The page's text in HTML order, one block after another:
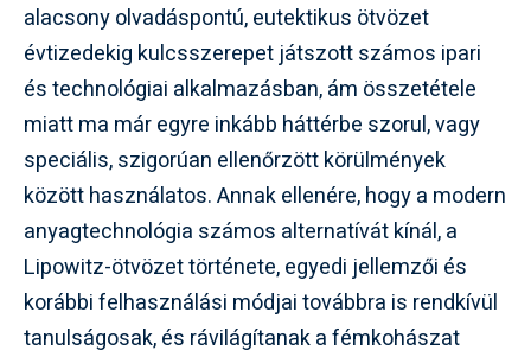
alacsony olvadáspontú, eutektikus ötvözet
évtizedekig kulcsszerepet játszott számos ipari
és technológiai alkalmazásban, ám összetétele
miatt ma már egyre inkább háttérbe szorul, vagy
speciális, szigorúan ellenőrzött körülmények
között használatos. Annak ellenére, hogy a modern
anyagtechnológia számos alternatívát kínál, a
Lipowitz-ötvözet története, egyedi jellemzői és
korábbi felhasználási módjai továbbra is rendkívül
tanulságosak, és rávilágítanak a fémkohászat